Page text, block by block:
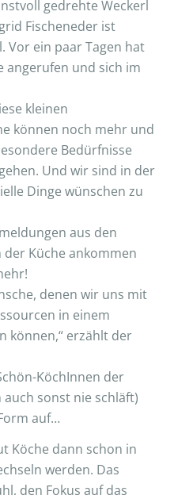
gedrehte Weckerl
Fischeneder ist
Vor ein paar Tagen hat
angerufen und sich im
kleinen
können noch mehr und
Bedürfnisse
Und wir sind in der
Dinge wünschen zu
aus den
Küche ankommen
denen wir uns mit
in einem
können,“ erzählt der
KöchInnen der
sonst nie schläft)
auf…
Köche dann schon in
werden. Das
den Fokus auf das